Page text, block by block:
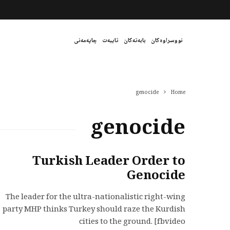
نووسراوەکان بابەتەکان تایبەت چاپەمەنی
Home
genocide
genocide
Turkish Leader Order to
Genocide
The leader for the ultra-nationalistic right-wing
party MHP thinks Turkey should raze the Kurdish
cities to the ground. [fbvideo